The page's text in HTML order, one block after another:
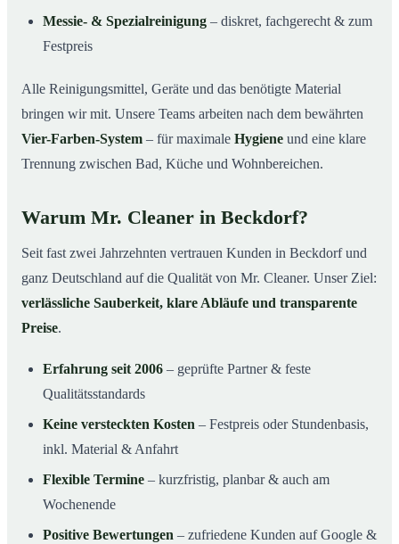
Messie- & Spezialreinigung – diskret, fachgerecht & zum
Festpreis
Alle Reinigungsmittel, Geräte und das benötigte Material
bringen wir mit. Unsere Teams arbeiten nach dem bewährten
Vier-Farben-System – für maximale Hygiene und eine klare
Trennung zwischen Bad, Küche und Wohnbereichen.
Warum Mr. Cleaner in Beckdorf?
Seit fast zwei Jahrzehnten vertrauen Kunden in Beckdorf und
ganz Deutschland auf die Qualität von Mr. Cleaner. Unser Ziel:
verlässliche Sauberkeit, klare Abläufe und transparente
Preise.
Erfahrung seit 2006 – geprüfte Partner & feste
Qualitätsstandards
Keine versteckten Kosten – Festpreis oder Stundenbasis,
inkl. Material & Anfahrt
Flexible Termine – kurzfristig, planbar & auch am
Wochenende
Positive Bewertungen – zufriedene Kunden auf Google &